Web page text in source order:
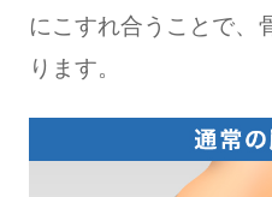
にこすれ合うことで、
ります。